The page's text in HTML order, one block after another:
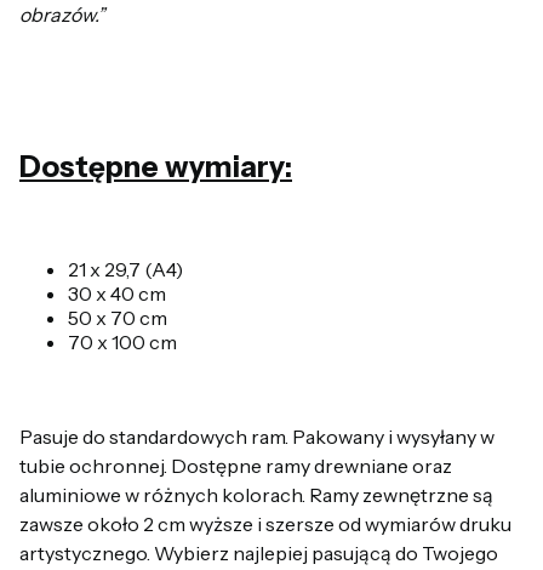
obrazów.”
Dostępne wymiary:
21 x 29,7 (A4)
30 x 40 cm
50 x 70 cm
70 x 100 cm
Pasuje do standardowych ram. Pakowany i wysyłany w
tubie ochronnej. Dostępne ramy drewniane oraz
aluminiowe w różnych kolorach. Ramy zewnętrzne są
zawsze około 2 cm wyższe i szersze od wymiarów druku
artystycznego. Wybierz najlepiej pasującą do Twojego